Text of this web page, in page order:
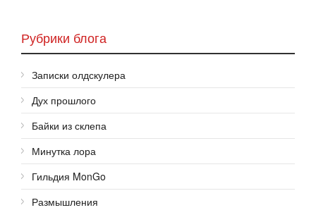
Рубрики блога
Записки олдскулера
Дух прошлого
Байки из склепа
Минутка лора
Гильдия MonGo
Размышления